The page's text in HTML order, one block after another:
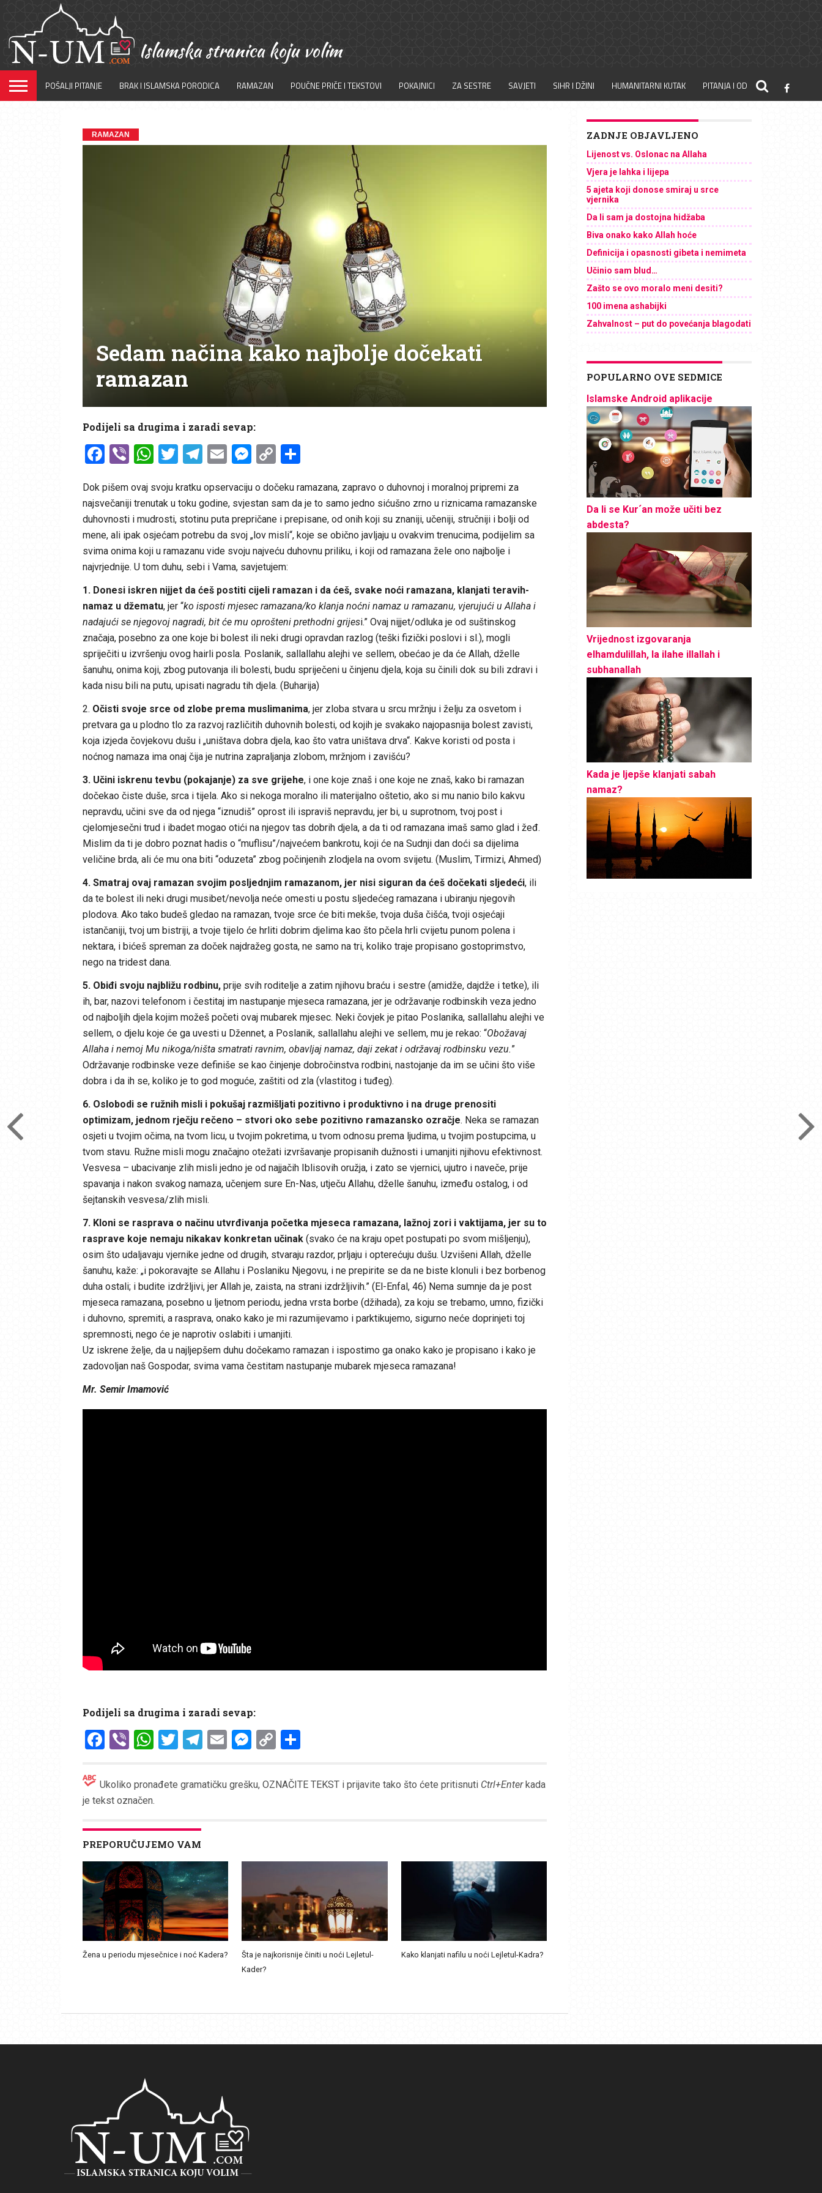
POŠALJI PITANJE BRAK I ISLAMSKA PORODICA RAMAZAN POUČNE PRIČE I TEKSTOVI POKAJNICI ZA SESTRE SAVJETI SIHR I DŽINI HUMANITARNI KUTAK PITANJA I ODGOVORI
RAMAZAN
Sedam načina kako najbolje dočekati
ramazan
Podijeli sa drugima i zaradi sevap:
Facebook
ViberWhatsApp
Twitter
Telegram
EmailMessenger
CopyShare
Dok pišem ovaj svoju kratku opservaciju o dočeku ramazana, zapravo o duhovnoj i moralnoj pripremi za
najsvečaniji trenutak u toku godine, svjestan sam da je to samo jedno sićušno zrno u riznicama ramazanske
duhovnosti i mudrosti, stotinu puta prepričane i prepisane, od onih koji su znaniji, učeniji, stručniji i bolji od
mene, ali ipak osjećam potrebu da svoj „lov misli“, koje se obično javljaju u ovakvim trenucima, podijelim sa
svima onima koji u ramazanu vide svoju najveću duhovnu priliku, i koji od ramazana žele ono najbolje i
najvrjednije. U tom duhu, sebi i Vama, savjetujem:
1. Donesi iskren nijjet da ćeš postiti cijeli ramazan i da ćeš, svake noći ramazana, klanjati teravih-
namaz u džematu, jer “ko isposti mjesec ramazana/ko klanja noćni namaz u ramazanu, vjerujući u Allaha i
nadajući se njegovoj nagradi, bit će mu oprošteni prethodni grijesi.” Ovaj nijjet/odluka je od suštinskog
značaja, posebno za one koje bi bolest ili neki drugi opravdan razlog (teški fizički poslovi i sl.), mogli
spriječiti u izvršenju ovog hairli posla. Poslanik, sallallahu alejhi ve sellem, obećao je da će Allah, dželle
šanuhu, onima koji, zbog putovanja ili bolesti, budu spriječeni u činjenu djela, koja su činili dok su bili zdravi i
kada nisu bili na putu, upisati nagradu tih djela. (Buharija)
2. Očisti svoje srce od zlobe prema muslimanima, jer zloba stvara u srcu mržnju i želju za osvetom i
pretvara ga u plodno tlo za razvoj različitih duhovnih bolesti, od kojih je svakako najopasnija bolest zavisti,
koja izjeda čovjekovu dušu i „uništava dobra djela, kao što vatra uništava drva“. Kakve koristi od posta i
noćnog namaza ima onaj čija je nutrina zapraljanja zlobom, mržnjom i zavišću?
3. Učini iskrenu tevbu (pokajanje) za sve grijehe, i one koje znaš i one koje ne znaš, kako bi ramazan
dočekao čiste duše, srca i tijela. Ako si nekoga moralno ili materijalno oštetio, ako si mu nanio bilo kakvu
nepravdu, učini sve da od njega “iznudiš” oprost ili ispraviš nepravdu, jer bi, u suprotnom, tvoj post i
cjelomjesečni trud i ibadet mogao otići na njegov tas dobrih djela, a da ti od ramazana imaš samo glad i žeđ.
Mislim da ti je dobro poznat hadis o “muflisu”/najvećem bankrotu, koji će na Sudnji dan doći sa dijelima
veličine brda, ali će mu ona biti “oduzeta” zbog počinjenih zlodjela na ovom svijetu. (Muslim, Tirmizi, Ahmed)
4. Smatraj ovaj ramazan svojim posljednjim ramazanom, jer nisi siguran da ćeš dočekati sljedeći, ili
da te bolest ili neki drugi musibet/nevolja neće omesti u postu sljedećeg ramazana i ubiranju njegovih
plodova. Ako tako budeš gledao na ramazan, tvoje srce će biti mekše, tvoja duša čišća, tvoji osjećaji
istančaniji, tvoj um bistriji, a tvoje tijelo će hrliti dobrim djelima kao što pčela hrli cvijetu punom polena i
nektara, i bićeš spreman za doček najdražeg gosta, ne samo na tri, koliko traje propisano gostoprimstvo,
nego na tridest dana.
5. Obiđi svoju najbližu rodbinu,prije svih roditelje a zatim njihovu braću i sestre (amidže, dajdže i tetke), ili
ih, bar, nazovi telefonom i čestitaj im nastupanje mjeseca ramazana, jer je održavanje rodbinskih veza jedno
od najboljih djela kojim možeš početi ovaj mubarek mjesec. Neki čovjek je pitao Poslanika, sallallahu alejhi ve
sellem, o djelu koje će ga uvesti u Džennet, a Poslanik, sallallahu alejhi ve sellem, mu je rekao: “Obožavaj
Allaha i nemoj Mu nikoga/ništa smatrati ravnim, obavljaj namaz, daji zekat i održavaj rodbinsku vezu.”
Održavanje rodbinske veze definiše se kao činjenje dobročinstva rodbini, nastojanje da im se učini što više
dobra i da ih se, koliko je to god moguće, zaštiti od zla (vlastitog i tuđeg).
6. Oslobodi se ružnih misli i pokušaj razmišljati pozitivno i produktivno i na druge prenositi
optimizam, jednom rječju rečeno – stvori oko sebe pozitivno ramazansko ozračje. Neka se ramazan
osjeti u tvojim očima, na tvom licu, u tvojim pokretima, u tvom odnosu prema ljudima, u tvojim postupcima, u
tvom stavu. Ružne misli mogu značajno otežati izvršavanje propisanih dužnosti i umanjiti njihovu efektivnost.
Vesvesa – ubacivanje zlih misli jedno je od najjačih Iblisovih oružja, i zato se vjernici, ujutro i naveče, prije
spavanja i nakon svakog namaza, učenjem sure En-Nas, utječu Allahu, dželle šanuhu, između ostalog, i od
šejtanskih vesvesa/zlih misli.
7. Kloni se rasprava o načinu utvrđivanja početka mjeseca ramazana, lažnoj zori i vaktijama, jer su to
rasprave koje nemaju nikakav konkretan učinak(svako će na kraju opet postupati po svom mišljenju),
osim što udaljavaju vjernike jedne od drugih, stvaraju razdor, prljaju i opterećuju dušu. Uzvišeni Allah, dželle
šanuhu, kaže: „i pokoravajte se Allahu i Poslaniku Njegovu, i ne prepirite se da ne biste klonuli i bez borbenog
duha ostali; i budite izdržljivi, jer Allah je, zaista, na strani izdržljivih.” (El-Enfal, 46) Nema sumnje da je post
mjeseca ramazana, posebno u ljetnom periodu, jedna vrsta borbe (džihada), za koju se trebamo, umno, fizički
i duhovno, spremiti, a rasprava, onako kako je mi razumijevamo i parktikujemo, sigurno neće doprinjeti toj
spremnosti, nego će je naprotiv oslabiti i umanjiti.
Uz iskrene želje, da u najljepšem duhu dočekamo ramazan i ispostimo ga onako kako je propisano i kako je
zadovoljan naš Gospodar, svima vama čestitam nastupanje mubarek mjeseca ramazana!
Mr. Semir Imamović
Podijeli sa drugima i zaradi sevap:
Facebook
ViberWhatsApp
Twitter
Telegram
EmailMessenger
Copy
Ukoliko pronađete gramatičku grešku, OZNAČITE TEKST i prijavite tako što ćete pritisnuti Ctrl+Enterkada
je tekst označen.
PREPORUČUJEMO VAM
Žena u periodu mjesečnice i noć Kadera?
Šta je najkorisnije činiti u noći Lejletul-
Kader?
Kako klanjati nafilu u noći Lejletul-Kadra?
ZADNJE OBJAVLJENO
Lijenost vs. Oslonac na Allaha
Vjera je lahka i lijepa
5 ajeta koji donose smiraj u srce
vjernika
Da li sam ja dostojna hidžaba
Biva onako kako Allah hoće
Definicija i opasnosti gibeta i nemimeta
Učinio sam blud…
Zašto se ovo moralo meni desiti?
100 imena ashabijki
Zahvalnost – put do povećanja blagodati
POPULARNO OVE SEDMICE
Islamske Android aplikacije
Da li se Kur´an može učiti bez
abdesta?
Vrijednost izgovaranja
elhamdulillah, la ilahe illallah i
subhanallah
Kada je ljepše klanjati sabah
namaz?